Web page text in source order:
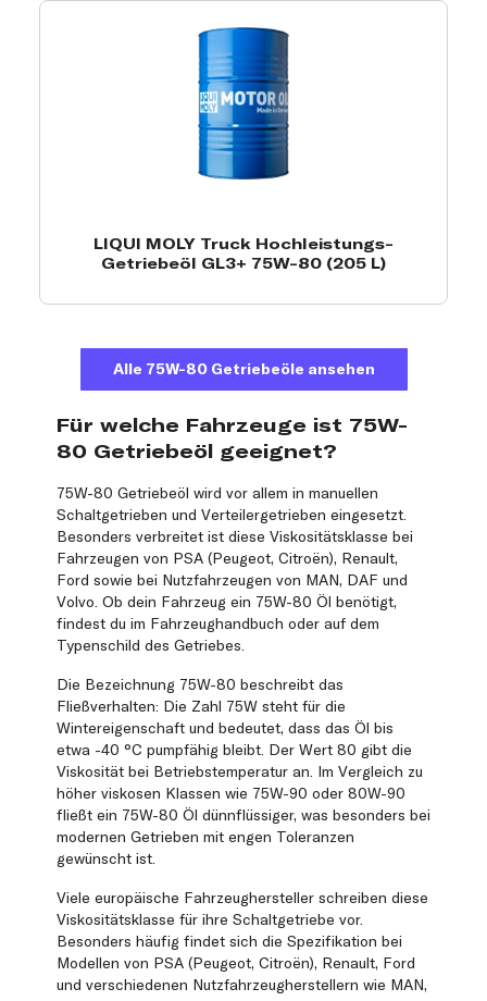
LIQUI MOLY Truck Hochleistungs-
Getriebeöl GL3+ 75W-80 (205 L)
Alle 75W-80 Getriebeöle ansehen
Für welche Fahrzeuge ist 75W-
80 Getriebeöl geeignet?
75W-80 Getriebeöl wird vor allem in manuellen
Schaltgetrieben und Verteilergetrieben eingesetzt.
Besonders verbreitet ist diese Viskositätsklasse bei
Fahrzeugen von PSA (Peugeot, Citroën), Renault,
Ford sowie bei Nutzfahrzeugen von MAN, DAF und
Volvo. Ob dein Fahrzeug ein 75W-80 Öl benötigt,
findest du im Fahrzeughandbuch oder auf dem
Typenschild des Getriebes.
Die Bezeichnung 75W-80 beschreibt das
Fließverhalten: Die Zahl 75W steht für die
Wintereigenschaft und bedeutet, dass das Öl bis
etwa -40 °C pumpfähig bleibt. Der Wert 80 gibt die
Viskosität bei Betriebstemperatur an. Im Vergleich zu
höher viskosen Klassen wie 75W-90 oder 80W-90
fließt ein 75W-80 Öl dünnflüssiger, was besonders bei
modernen Getrieben mit engen Toleranzen
gewünscht ist.
Viele europäische Fahrzeughersteller schreiben diese
Viskositätsklasse für ihre Schaltgetriebe vor.
Besonders häufig findet sich die Spezifikation bei
Modellen von PSA (Peugeot, Citroën), Renault, Ford
und verschiedenen Nutzfahrzeugherstellern wie MAN,